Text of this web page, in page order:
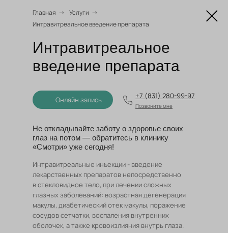
Главная → Услуги →
Интравитреальное введение препарата
Интравитреальное
введение препарата
Онлайн запись
Позвоните мне
+7 (831) 280-99-97
Не откладывайте заботу о здоровье своих
глаз на потом — обратитесь в клинику
«Смотри» уже сегодня!
Интравитреальные инъекции - введение
лекарственных препаратов непосредственно
в стекловидное тело, при лечении сложных
глазных заболеваний: возрастная дегенерация
макулы, диабетический отек макулы, поражение
сосудов сетчатки, воспаления внутренних
оболочек, а также кровоизлияния внутрь глаза.